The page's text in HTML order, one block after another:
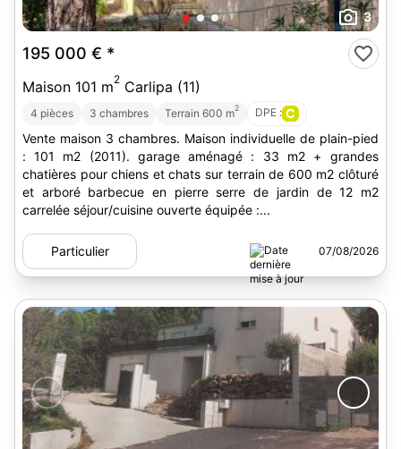
3
195 000 € *
Maison 101 m2 Carlipa (11)
4 pièces 3 chambres Terrain 600 m2 DPE : C
Vente maison 3 chambres. Maison individuelle de plain-pied
: 101 m2 (2011). garage aménagé : 33 m2 + grandes
chatières pour chiens et chats sur terrain de 600 m2 clôturé
et arboré barbecue en pierre serre de jardin de 12 m2
carrelée séjour/cuisine ouverte équipée :...
Particulier 07/08/2026